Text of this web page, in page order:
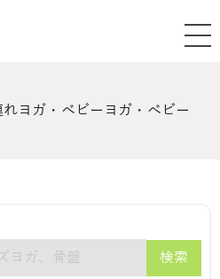
ヨガ・ベビーヨガ・ベビー
検索